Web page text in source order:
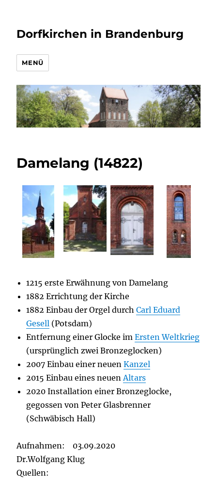
Dorfkirchen in Brandenburg
MENÜ
Damelang (14822)
1215 erste Erwähnung von Damelang
1882 Errichtung der Kirche
1882 Einbau der Orgel durchCarl Eduard
Gesell (Potsdam)
Entfernung einer Glocke imErsten Weltkrieg
(ursprünglich zwei Bronzeglocken)
2007 Einbau einer neuenKanzel
2015 Einbau eines neuenAltars
2020 Installation einer Bronzeglocke,
gegossen von Peter Glasbrenner
(Schwäbisch Hall)
Aufnahmen: 03.09.2020
Dr.Wolfgang Klug
Quellen: